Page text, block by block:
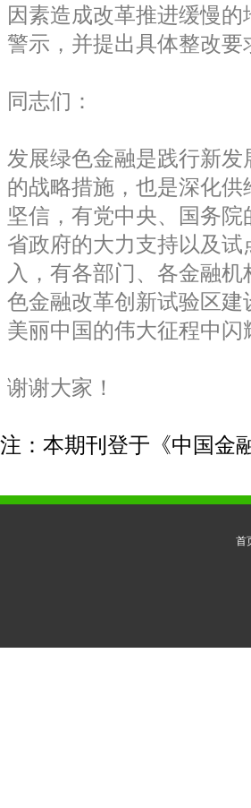
因素造成改革推进缓慢
警示，并提出具体整改要
同志们：
发展绿色金融是践行新
的战略措施，也是深化
坚信，有党中央、国务
省政府的大力支持以及
入，有各部门、各金融
色金融改革创新试验区
美丽中国的伟大征程中
谢谢大家！
注：本期刊登于《中国金
首